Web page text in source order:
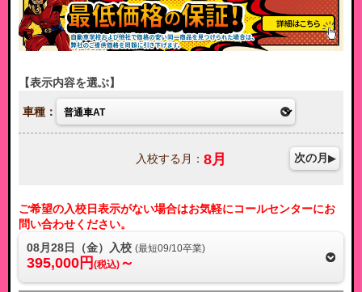
表示内容を選ぶ
車種：
入校する月： 8月 次の月
ご希望の入校日表示がない場合はお気軽にコールセンターにお
問い合わせください。
08月28日（金）入校 (最短09/10卒業)
395,000円 (税込) ～